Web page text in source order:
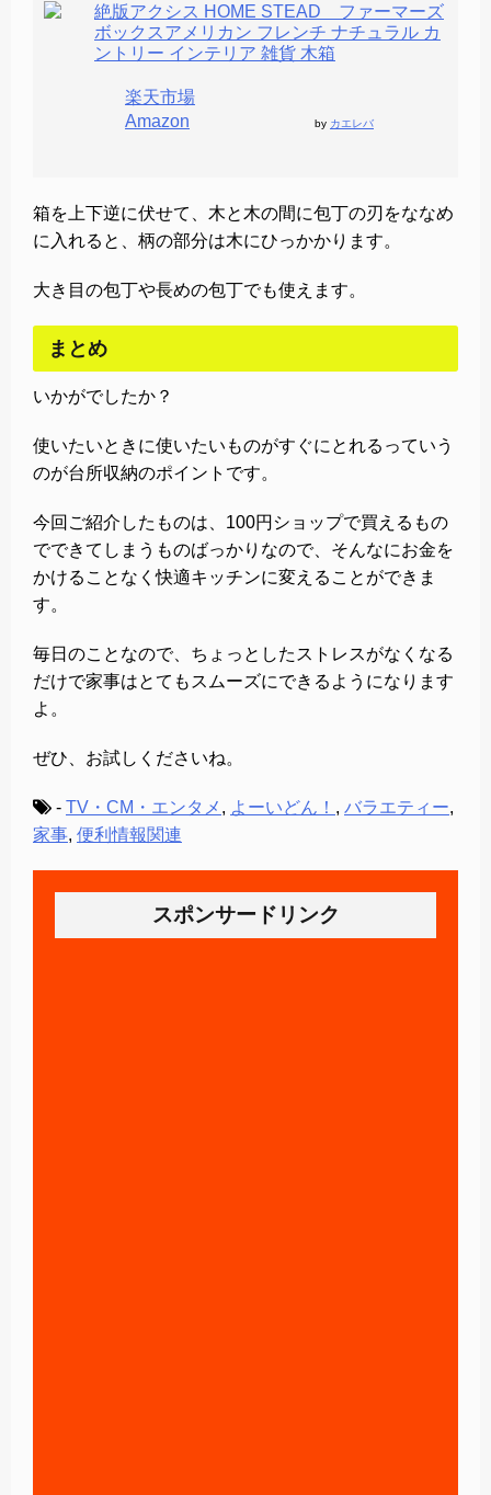
絶版アクシス HOME STEAD ファーマーズ
ボックスアメリカン フレンチ ナチュラル カ
ントリー インテリア 雑貨 木箱
楽天市場
Amazon
by カエレバ
箱を上下逆に伏せて、木と木の間に包丁の刃をななめ
に入れると、柄の部分は木にひっかかります。
大き目の包丁や長めの包丁でも使えます。
まとめ
いかがでしたか？
使いたいときに使いたいものがすぐにとれるっていう
のが台所収納のポイントです。
今回ご紹介したものは、100円ショップで買えるもの
でできてしまうものばっかりなので、そんなにお金を
かけることなく快適キッチンに変えることができま
す。
毎日のことなので、ちょっとしたストレスがなくなる
だけで家事はとてもスムーズにできるようになります
よ。
ぜひ、お試しくださいね。
- TV・CM・エンタメ , よーいどん！ , バラエティー,
家事, 便利情報関連
スポンサードリンク